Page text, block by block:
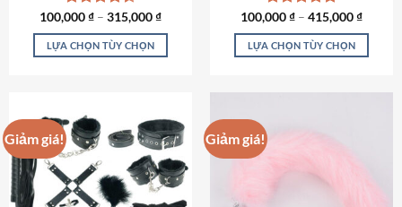
phẩm
Được xếp
hạng4.33
5 sao
100,000₫ – 315,000₫
LỰA CHỌN TÙY CHỌN
có
nhiều
biến
thể.
Các
Được xếp
hạng4.94
5 sao
100,000₫ – 415,000₫
LỰA CHỌN TÙY CHỌN
biến
thể.
Giảm giá! Giảm giá!